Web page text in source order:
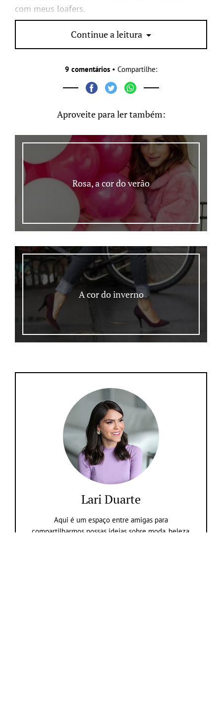
com meus loafers.
E vocês, vão aderir a moda?
Continue a leitura
9 comentários • Compartilhe:
Aproveite para ler também:
Rosa, a cor do verão
A cor do inverno
Lari Duarte
Aqui é um espaço entre amigas para
compartilharmos nossas ideias sobre moda, beleza,